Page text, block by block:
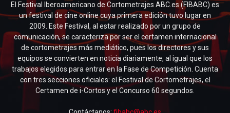
El Festival Iberoamericano de Cortometrajes ABC.es (FIBABC) es
un festival de cine online cuya primera edición tuvo lugar en
2009. Este Festival, al estar realizado por un grupo de
comunicación, se caracteriza por ser el certamen internacional
de cortometrajes más mediático, pues los directores y sus
equipos se convierten en noticia diariamente, al igual que los
trabajos elegidos para entrar en la Fase de Competición. Cuenta
con tres secciones oficiales: el Festival de Cortometrajes, el
Certamen de i-Cortos y el Concurso 60 segundos.